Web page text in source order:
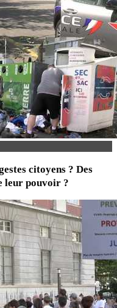
citoyens ? Des
leur pouvoir ?